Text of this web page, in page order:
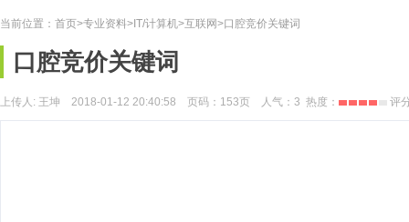
当前位置： 首页>专业资料> IT/计算机>互联网>口腔竞价关键词
口腔竞价关键词
上传人: 王坤 2018-01-12 20:40:58 页码： 153页 人气： 3 热度： 评